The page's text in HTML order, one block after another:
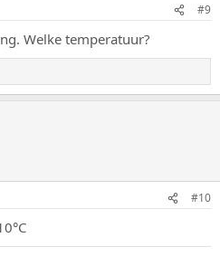
#9
Welke temperatuur?
#10